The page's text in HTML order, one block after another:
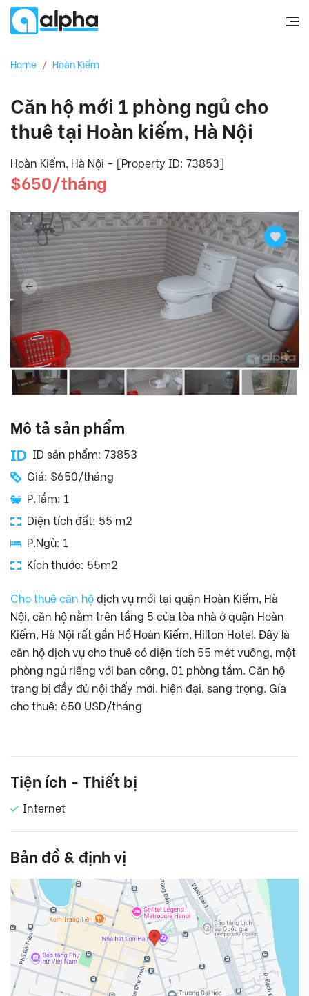
Home / Hoàn Kiếm
Căn hộ mới 1 phòng ngủ cho
thuê tại Hoàn kiếm, Hà Nội
Hoàn Kiếm, Hà Nội - [Property ID: 73853]
$650/tháng
Mô tả sản phẩm
ID sản phẩm: 73853
Giá: $650/tháng
P.Tắm: 1
Diện tích đất: 55 m2
P.Ngủ: 1
Kích thước: 55m2
Cho thuê căn hộ dịch vụ mới tại quận Hoàn Kiếm, Hà
Nội, căn hộ nằm trên tầng 5 của tòa nhà ở quận Hoàn
Kiếm, Hà Nội rất gần Hồ Hoàn Kiếm, Hilton Hotel. Đây là
căn hộ dịch vụ cho thuê có diện tích 55 mét vuông, một
phòng ngủ riêng với ban công, 01 phòng tắm. Căn hộ
trang bị đầy đủ nội thấy mới, hiện đại, sang trọng. Gía
cho thuê: 650 USD/tháng
Tiện ích - Thiết bị
Internet
Bản đồ & định vị